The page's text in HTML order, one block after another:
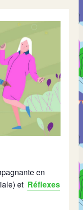
en
et Réflexes